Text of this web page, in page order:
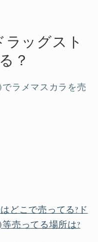
ッグスト
？
ラメマスカラを売
どこで売ってる?ド
売ってる場所は?